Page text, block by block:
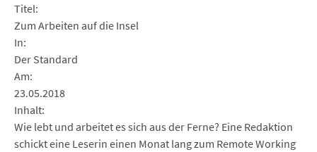
Titel
Zum Arbeiten auf die Insel
In
Der Standard
Am
23.05.2018
Inhalt
Wie lebt und arbeitet es sich aus der Ferne? Eine Redaktion
schickt eine Leserin einen Monat lang zum Remote Working